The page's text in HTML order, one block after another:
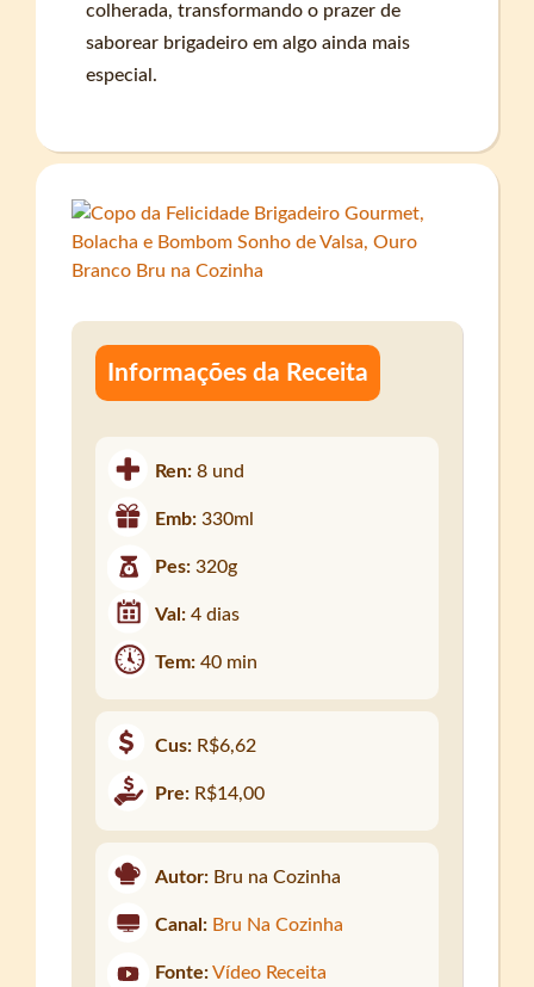
colherada, transformando o prazer de
saborear brigadeiro em algo ainda mais
especial.
Informações da Receita
Ren:8 und
Emb:330ml
Pes:320g
Val:4 dias
Tem:40 min
Cus: R$6,62
Pre: R$14,00
Autor: Bru na Cozinha
Canal: Bru Na Cozinha
Fonte: Vídeo Receita